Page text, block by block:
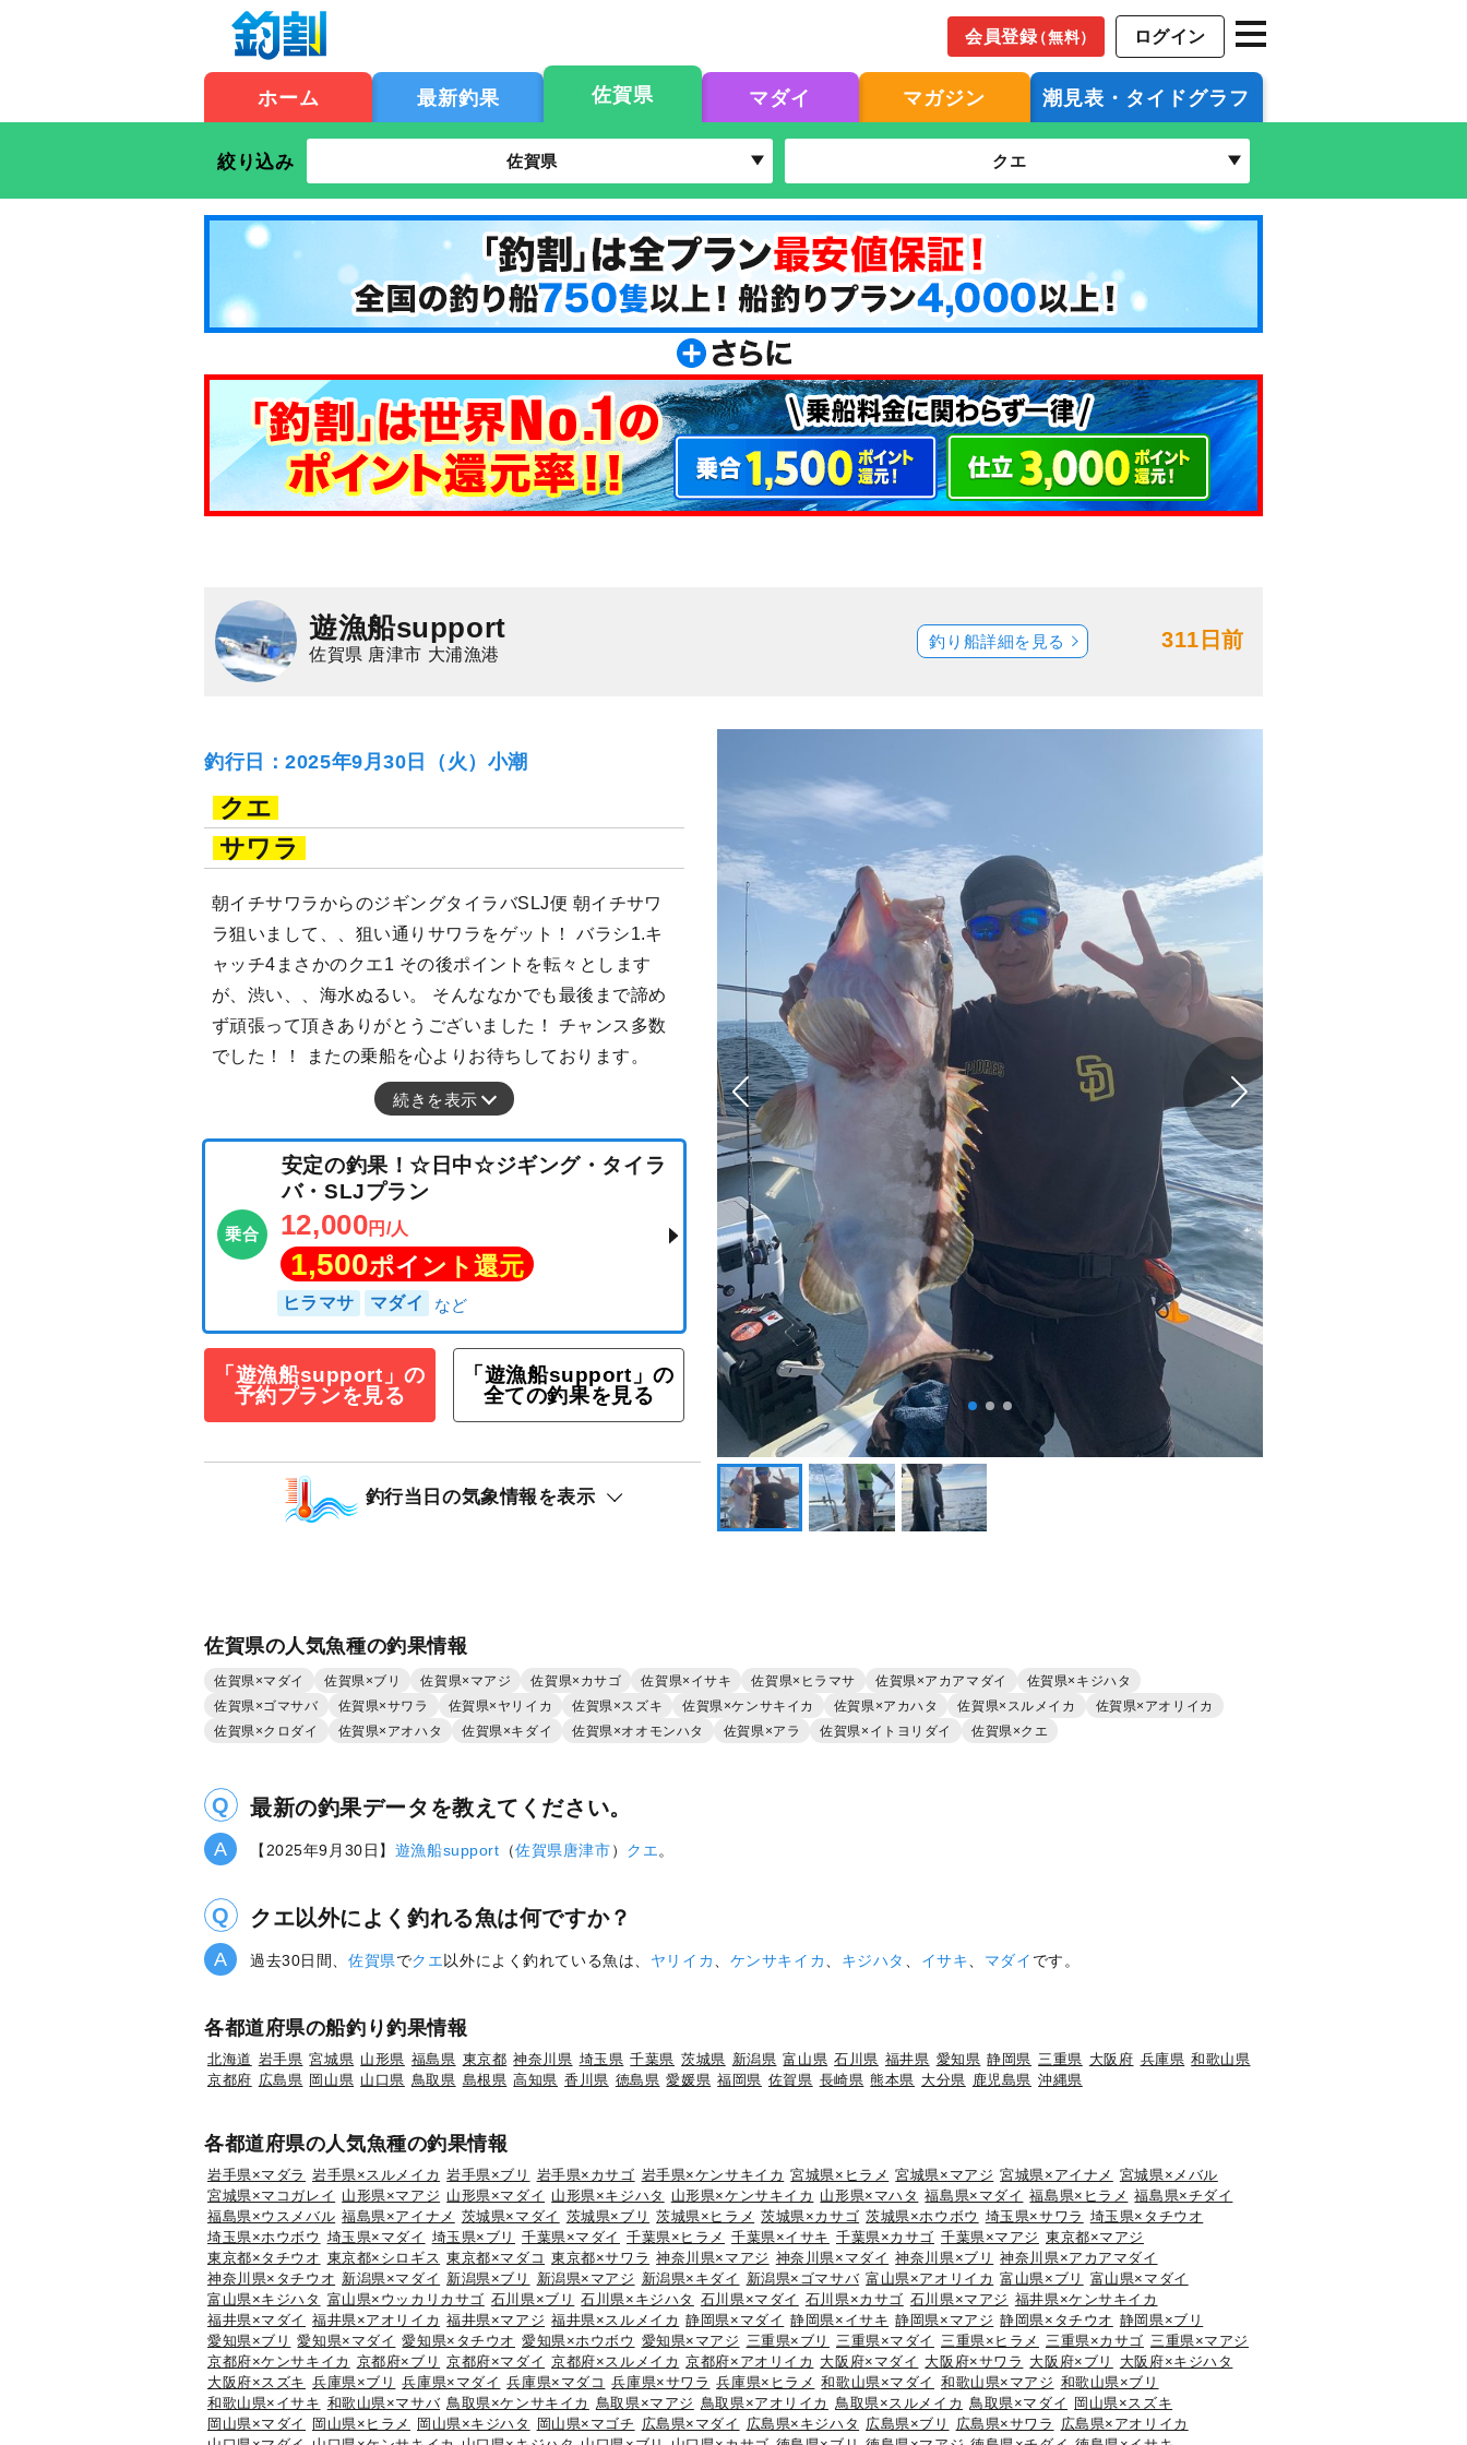
会員登録（無料） ログイン
ホーム 最新釣果 佐賀県 マダイ マガジン 潮見表・タイドグラフ
絞り込み 佐賀県 クエ
遊漁船support
佐賀県 唐津市 大浦漁港
311日前
釣り船詳細を見る
釣行日：2025年9月30日（火）小潮
クエ
サワラ
朝イチサワラからのジギングタイラバSLJ便 朝イチサワ
ラ狙いまして、、狙い通りサワラをゲット！ バラシ1.キ
ャッチ4まさかのクエ1 その後ポイントを転々とします
が、渋い、、海水ぬるい。 そんななかでも最後まで諦め
ず頑張って頂きありがとうございました！ チャンス多数
でした！！ またの乗船を心よりお待ちしております。
続きを表示
安定の釣果！☆日中☆ジギング・タイラ
バ・SLJプラン
12,000円/人
1,500 ポイント還元
マダイ
「遊漁船support」の
予約プランを見る
「遊漁船support」の
全ての釣果を見る
釣行当日の気象情報を表示
佐賀県の人気魚種の釣果情報
佐賀県×マダイ 佐賀県×ブリ 佐賀県×マアジ 佐賀県×カサゴ 佐賀県×イサキ 佐賀県×ヒラマサ 佐賀県×アカアマダイ
佐賀県×キジハタ
佐賀県×ゴマサバ
佐賀県×サワラ 佐賀県×ヤリイカ 佐賀県×スズキ 佐賀県×ケンサキイカ 佐賀県×アカハタ 佐賀県×スルメイカ
佐賀県×アオリイカ
佐賀県×クロダイ
佐賀県×アオハタ 佐賀県×キダイ 佐賀県×オオモンハタ 佐賀県×アラ 佐賀県×イトヨリダイ 佐賀県×クエ
最新の釣果データを教えてください。
【2025年9月30日】 遊漁船support （佐賀県唐津市） クエ。
クエ以外によく釣れる魚は何ですか？
過去30日間、 佐賀県でクエ以外によく釣れている魚は、 ヤリイカ、 ケンサキイカ、 キジハタ 、 イサキ、 マダイ です。
各都道府県の船釣り釣果情報
北海道 岩手県 宮城県 山形県 福島県 東京都 神奈川県 埼玉県 千葉県 茨城県 新潟県 富山県 石川県 福井県 愛知県 静岡県 三重県 大阪府 兵庫県 和歌山県
京都府 広島県 岡山県 山口県 鳥取県 島根県 高知県 香川県 徳島県 愛媛県 福岡県 佐賀県 長崎県 熊本県 大分県 鹿児島県 沖縄県
各都道府県の人気魚種の釣果情報
岩手県×マダラ 岩手県×スルメイカ 岩手県×ブリ 岩手県×カサゴ 岩手県×ケンサキイカ 宮城県×ヒラメ 宮城県×マアジ 宮城県×アイナメ 宮城県×メバル
宮城県×マコガレイ 山形県×マアジ 山形県×マダイ 山形県×キジハタ 山形県×ケンサキイカ 山形県×マハタ 福島県×マダイ 福島県×ヒラメ 福島県×チダイ
福島県×ウスメバル 福島県×アイナメ 茨城県×マダイ 茨城県×ブリ 茨城県×ヒラメ 茨城県×カサゴ 茨城県×ホウボウ 埼玉県×サワラ 埼玉県×タチウオ
埼玉県×ホウボウ 埼玉県×マダイ 埼玉県×ブリ 千葉県×マダイ 千葉県×ヒラメ 千葉県×イサキ 千葉県×カサゴ 千葉県×マアジ 東京都×マアジ
東京都×タチウオ 東京都×シロギス 東京都×マダコ 東京都×サワラ 神奈川県×マアジ 神奈川県×マダイ 神奈川県×ブリ
神奈川県×アカアマダイ
神奈川県×タチウオ 新潟県×マダイ 新潟県×ブリ 新潟県×マアジ 新潟県×キダイ 新潟県×ゴマサバ 富山県×アオリイカ 富山県×ブリ
富山県×マダイ
富山県×キジハタ 富山県×ウッカリカサゴ 石川県×ブリ 石川県×キジハタ 石川県×マダイ 石川県×カサゴ 石川県×マアジ 福井県×ケンサキイカ
福井県×マダイ 福井県×アオリイカ 福井県×マアジ 福井県×スルメイカ 静岡県×マダイ 静岡県×イサキ 静岡県×マアジ 静岡県×タチウオ 静岡県×ブリ
愛知県×ブリ
愛知県×マダイ 愛知県×タチウオ 愛知県×ホウボウ 愛知県×マアジ 三重県×ブリ 三重県×マダイ 三重県×ヒラメ 三重県×カサゴ 三重県×マアジ
京都府×ケンサキイカ 京都府×ブリ 京都府×マダイ 京都府×スルメイカ 京都府×アオリイカ 大阪府×マダイ 大阪府×サワラ 大阪府×ブリ
大阪府×キジハタ
大阪府×スズキ 兵庫県×ブリ 兵庫県×マダイ 兵庫県×マダコ 兵庫県×サワラ 兵庫県×ヒラメ 和歌山県×マダイ 和歌山県×マアジ 和歌山県×ブリ
和歌山県×イサキ 和歌山県×マサバ 鳥取県×ケンサキイカ 鳥取県×マアジ 鳥取県×アオリイカ 鳥取県×スルメイカ 鳥取県×マダイ
岡山県×スズキ
岡山県×マダイ
岡山県×ヒラメ 岡山県×キジハタ 岡山県×マゴチ 広島県×マダイ 広島県×キジハタ 広島県×ブリ 広島県×サワラ
広島県×アオリイカ